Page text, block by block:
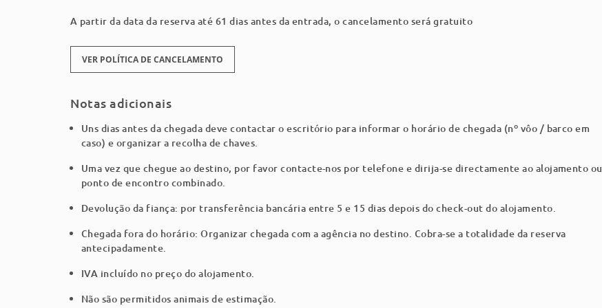
• WiFi
• TV (canais por cabo)
• Ar Condicionado
• Mesa de Jantar e 6 cadeiras
• Acesso direto a terraço com mesa de jantar exterior com 6 cadeiras e ao jardim e piscina, barbecue.
COZINHA
loiça, micro-ondas, máquina de café, chaleira, torradeira, louças, talheres e utensílios de cozinha.
• Máquina de lavar roupa, ferro e tábua de engomar e estendal
QUARTO 1 en suite – virado a oeste
• Cama de casal, roupeiro
• Ar condicionado
• Acesso direto a terraço com mesa de jantar exterior com 6 cadeiras e ao jardim e piscina, churrasqueira a
carvão.
A partir da data da reserva até 61 dias antes da entrada, o cancelamento será gratuito
VER POLÍTICA DE CANCELAMENTO
Notas adicionais
Uns dias antes da chegada deve contactar o escritório para informar o horário de chegada (nº vôo / barco em
caso) e organizar a recolha de chaves.
Uma vez que chegue ao destino, por favor contacte-nos por telefone e dirija-se directamente ao alojamento ou
ponto de encontro combinado.
Devolução da fiança: por transferência bancária entre 5 e 15 dias depois do check-out do alojamento.
Chegada fora do horário: Organizar chegada com a agência no destino. Cobra-se a totalidade da reserva
antecipadamente.
IVA incluído no preço do alojamento.
Não são permitidos animais de estimação.